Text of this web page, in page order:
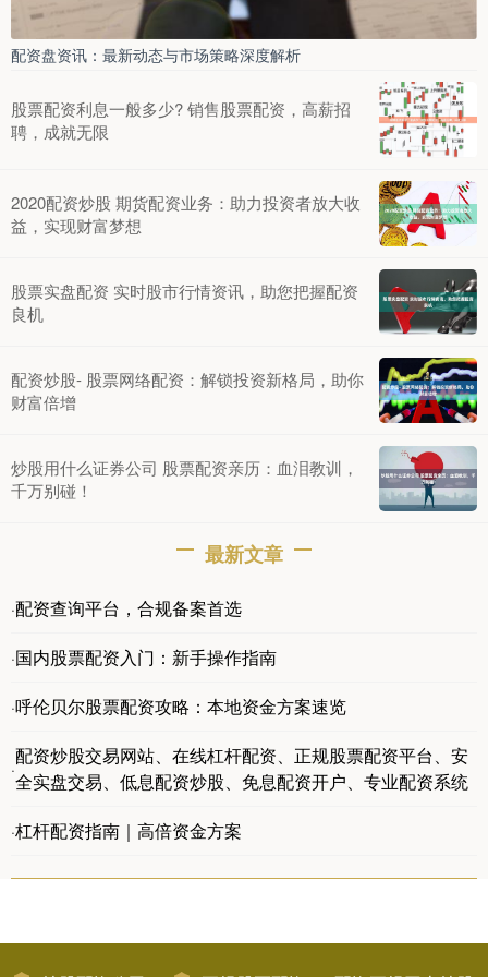
配资盘资讯：最新动态与市场策略深度解析
股票配资利息一般多少? 销售股票配资，高薪招
聘，成就无限
2020配资炒股 期货配资业务：助力投资者放大收
益，实现财富梦想
股票实盘配资 实时股市行情资讯，助您把握配资
良机
配资炒股- 股票网络配资：解锁投资新格局，助你
财富倍增
炒股用什么证券公司 股票配资亲历：血泪教训，
千万别碰！
最新文章
·配资查询平台，合规备案首选
·国内股票配资入门：新手操作指南
·呼伦贝尔股票配资攻略：本地资金方案速览
·
配资炒股交易网站、在线杠杆配资、正规股票配资平台、安
全实盘交易、低息配资炒股、免息配资开户、专业配资系统
·杠杆配资指南｜高倍资金方案